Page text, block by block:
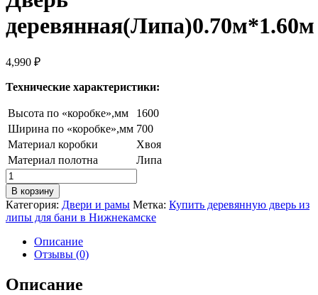
деревянная(Липа)0.70м*1.60м
4,990 ₽
Технические характеристики:
Высота по «коробке»,мм
1600
Ширина по «коробке»,мм 700
Материал коробки
Хвоя
Материал полотна
Липа
Количество
товара
Дверь
деревянная(Липа)0.70м*1.60м
В корзину
Категория: Двери и рамы Метка: Купить деревянную дверь из
липы для бани в Нижнекамске
Описание
Отзывы (0)
Описание